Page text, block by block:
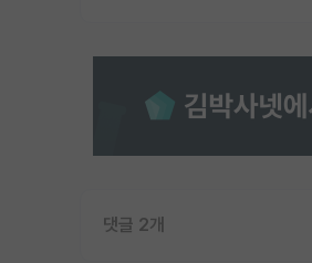
댓글 2개